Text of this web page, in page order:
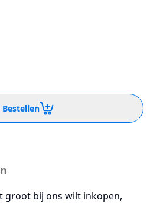
Bestellen
groot bij ons wilt inkopen,